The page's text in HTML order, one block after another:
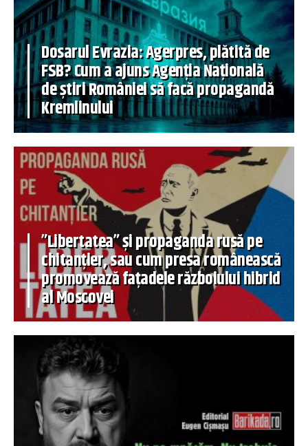
Dosarul Evrazia: Agerpres, plătită de
FSB? Cum a ajuns Agenția Națională
de știri României să facă propagandă
Kremlinului
”Libertatea” și propaganda rusă pe
chitanțier, sau cum presa românească
promovează fațadele războiului hibrid
al Moscovei